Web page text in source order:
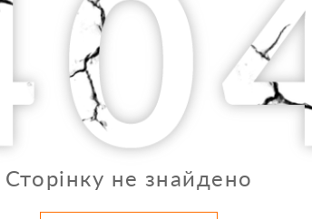
Сторінку не знайдено